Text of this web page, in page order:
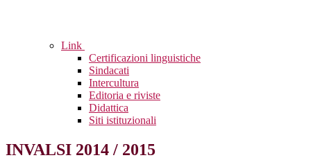
Link
Certificazioni linguistiche
Sindacati
Intercultura
Editoria e riviste
Didattica
Siti istituzionali
INVALSI 2014 / 2015